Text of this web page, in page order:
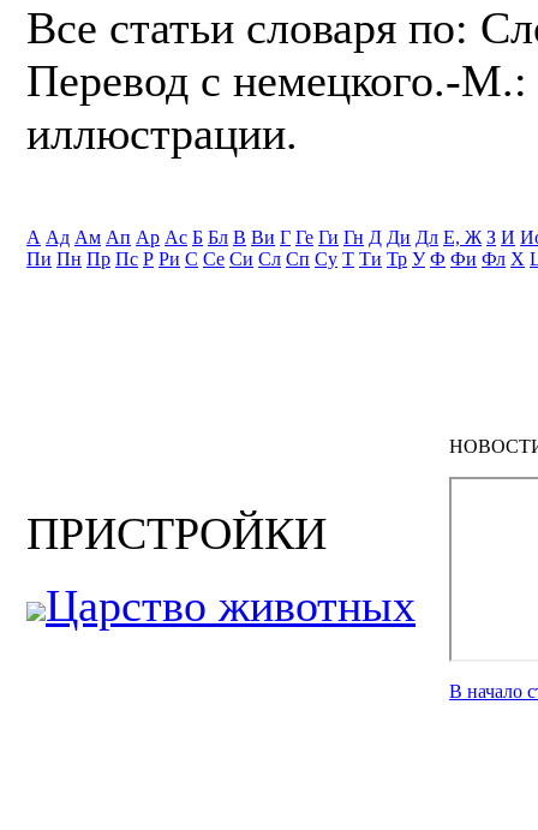
Все статьи словаря по:
Перевод с немецкого.-
иллюстрации.
А Ад Ам Ап Ар Ас Б Бл В Ви Г Ге Ги Гн Д Ди Дл Е, Ж З И
Пи Пн Пр Пс Р Ри С Се Си Сл Сп Су Т Ти Тр У Ф Фи Фл Х
ПРИСТРОЙКИ
Царство животных
В начало